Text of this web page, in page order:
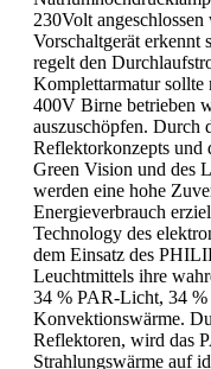
230Volt
Vorschaltgerät erkennt
regelt den
Komplettarmatur
400V Birne betrieben
auszuschöpfen. Durch
Reflektorkonzepts und
Green Vision und des
werden eine hohe
Energieverbrauch
Technology des
dem Einsatz des
Leuchtmittels ihre
34 % PAR-Licht, 34
Konvektionswärme.
Reflektoren, wird das
Strahlungswärme auf